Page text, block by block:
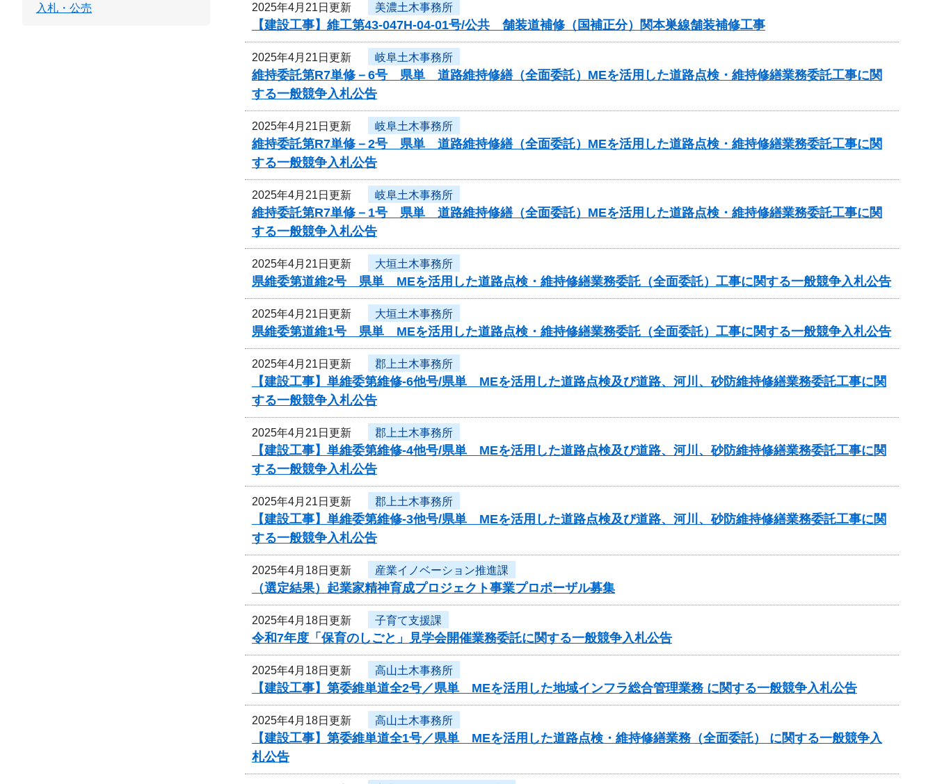
2025年4月21日更新 美濃土木事務所
【建設工事】維工第43-047H-04-01号/公共 舗装道補修（国補正分）関本巣線舗装補修工事
2025年4月21日更新 岐阜土木事務所
維持委託第R7単修－6号 県単 道路維持修繕（全面委託）MEを活用した道路点検・維持修繕業務委託工事に関
する一般競争入札公告
2025年4月21日更新 岐阜土木事務所
維持委託第R7単修－2号 県単 道路維持修繕（全面委託）MEを活用した道路点検・維持修繕業務委託工事に関
する一般競争入札公告
2025年4月21日更新 岐阜土木事務所
維持委託第R7単修－1号 県単 道路維持修繕（全面委託）MEを活用した道路点検・維持修繕業務委託工事に関
する一般競争入札公告
2025年4月21日更新 大垣土木事務所
県維委第道維2号 県単 MEを活用した道路点検・維持修繕業務委託（全面委託）工事に関する一般競争入札公告
2025年4月21日更新 大垣土木事務所
県維委第道維1号 県単 MEを活用した道路点検・維持修繕業務委託（全面委託）工事に関する一般競争入札公告
2025年4月21日更新 郡上土木事務所
【建設工事】単維委第維修‐6他号/県単 MEを活用した道路点検及び道路、河川、砂防維持修繕業務委託工事に関
する一般競争入札公告
2025年4月21日更新 郡上土木事務所
【建設工事】単維委第維修‐4他号/県単 MEを活用した道路点検及び道路、河川、砂防維持修繕業務委託工事に関
する一般競争入札公告
2025年4月21日更新 郡上土木事務所
【建設工事】単維委第維修‐3他号/県単 MEを活用した道路点検及び道路、河川、砂防維持修繕業務委託工事に関
する一般競争入札公告
2025年4月18日更新 産業イノベーション推進課
（選定結果）起業家精神育成プロジェクト事業プロポーザル募集
2025年4月18日更新 子育て支援課
令和7年度「保育のしごと」見学会開催業務委託に関する一般競争入札公告
2025年4月18日更新 高山土木事務所
【建設工事】第委維単道全2号／県単 MEを活用した地域インフラ総合管理業務 に関する一般競争入札公告
2025年4月18日更新 高山土木事務所
【建設工事】第委維単道全1号／県単 MEを活用した道路点検・維持修繕業務（全面委託） に関する一般競争入
札公告
入札・公売